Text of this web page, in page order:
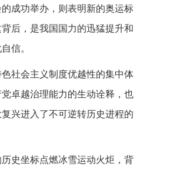
成功举办，则表明新的奥运标
后，是我国国力的迅猛提升和
信。
社会主义制度优越性的集中体
卓越治理能力的生动诠释，也
兴进入了不可逆转历史进程的
史坐标点燃冰雪运动火炬，背